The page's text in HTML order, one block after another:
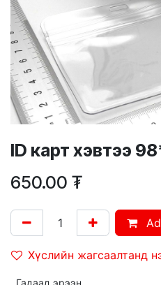
ID карт хэвтээ
650.00 ₮
Хүслийн жагсаалтанд